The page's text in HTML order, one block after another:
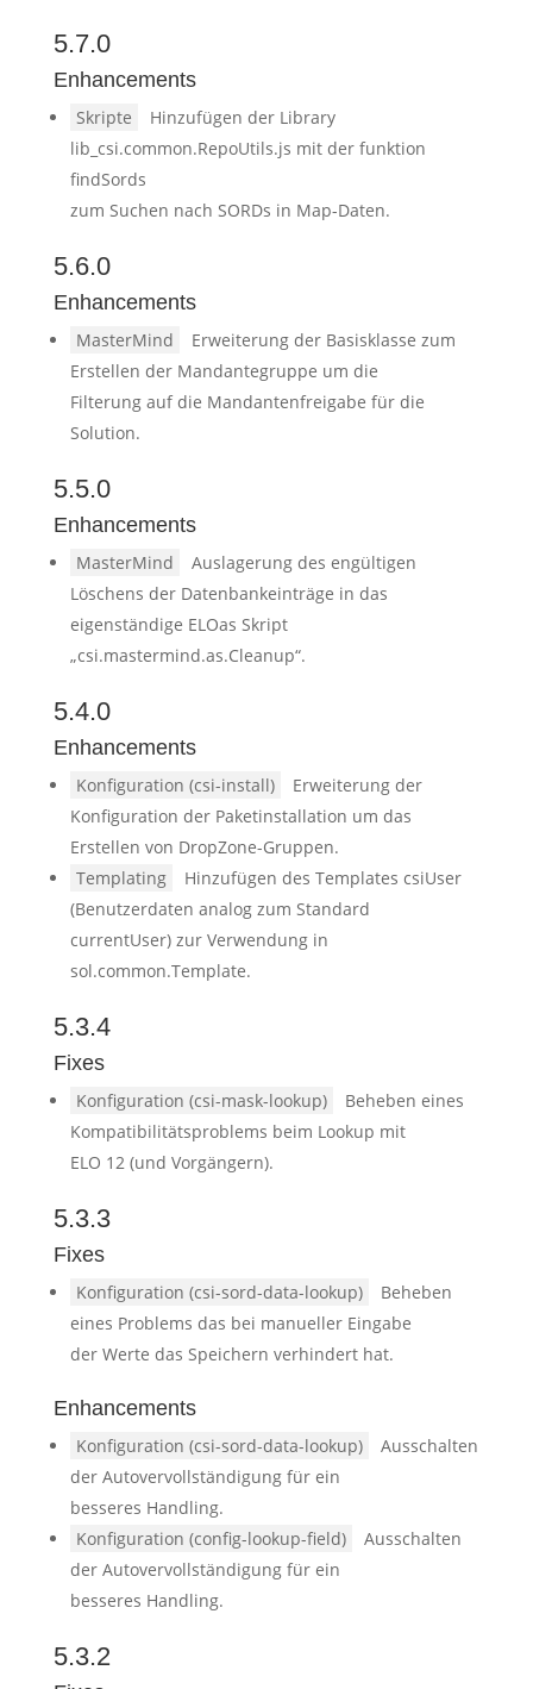
5.7.0
Enhancements
Skripte
Hinzufügen der Library
lib_csi.common.RepoUtils.js mit der funktion
findSords
zum Suchen nach SORDs in Map-Daten.
5.6.0
Enhancements
MasterMind
Erweiterung der Basisklasse zum
Erstellen der Mandantegruppe um die
Filterung auf die Mandantenfreigabe für die
Solution.
5.5.0
Enhancements
MasterMind
Auslagerung des engültigen
Löschens der Datenbankeinträge in das
eigenständige ELOas Skript
„csi.mastermind.as.Cleanup“.
5.4.0
Enhancements
Konfiguration (csi-install)
Erweiterung der
Konfiguration der Paketinstallation um das
Erstellen von DropZone-Gruppen.
Templating
Hinzufügen des Templates csiUser
(Benutzerdaten analog zum Standard
currentUser) zur Verwendung in
sol.common.Template.
5.3.4
Fixes
Konfiguration (csi-mask-lookup)
Beheben eines
Kompatibilitätsproblems beim Lookup mit
ELO 12 (und Vorgängern).
5.3.3
Fixes
Konfiguration (csi-sord-data-lookup)
Beheben
eines Problems das bei manueller Eingabe
der Werte das Speichern verhindert hat.
Enhancements
Konfiguration (csi-sord-data-lookup)
Ausschalten
der Autovervollständigung für ein
besseres Handling.
Konfiguration (config-lookup-field)
Ausschalten
der Autovervollständigung für ein
besseres Handling.
5.3.2